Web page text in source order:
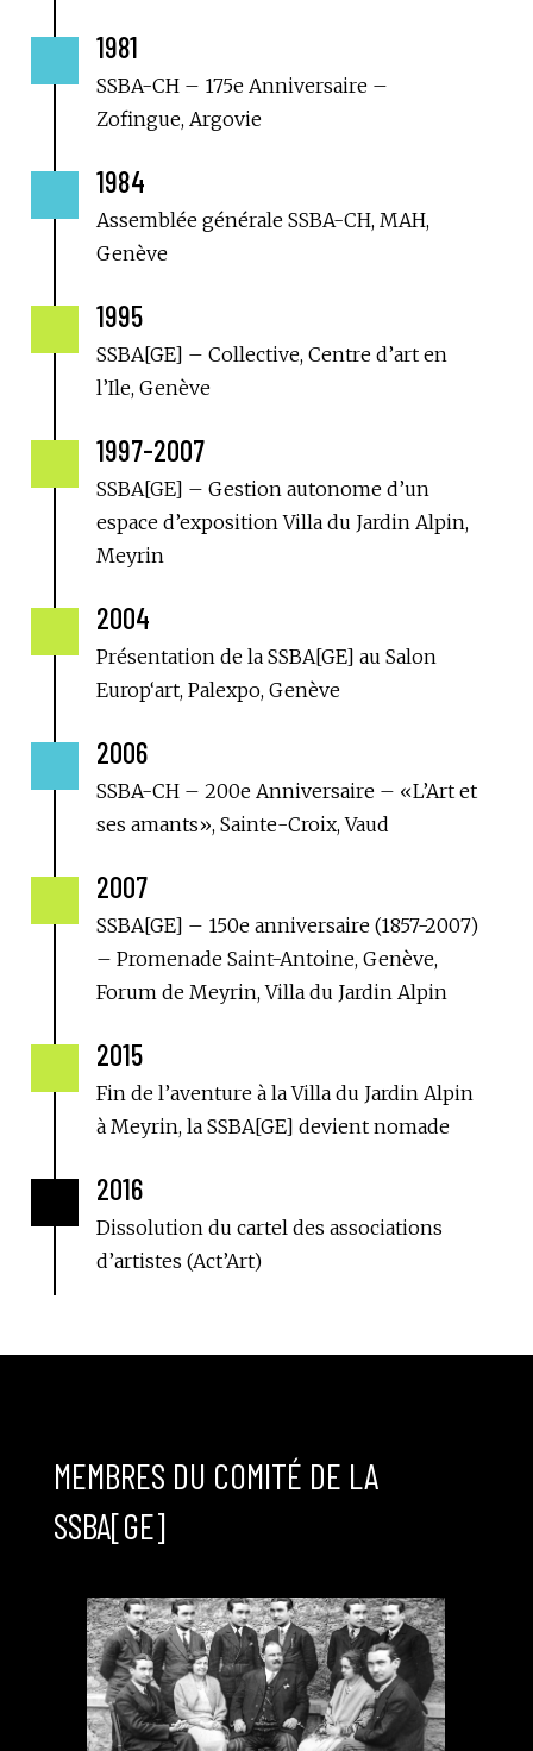
1981
SSBA-CH – 175e Anniversaire –
Zofingue, Argovie
1984
Assemblée générale SSBA-CH, MAH,
Genève
1995
SSBA[GE] – Collective, Centre d’art en
l’Ile, Genève
1997-2007
SSBA[GE] – Gestion autonome d’un
espace d’exposition Villa du Jardin Alpin,
Meyrin
2004
Présentation de la SSBA[GE] au Salon
Europ‘art, Palexpo, Genève
2006
SSBA-CH – 200e Anniversaire – «L’Art et
ses amants», Sainte-Croix, Vaud
2007
SSBA[GE] – 150e anniversaire (1857-2007)
– Promenade Saint-Antoine, Genève,
Forum de Meyrin, Villa du Jardin Alpin
2015
Fin de l’aventure à la Villa du Jardin Alpin
à Meyrin, la SSBA[GE] devient nomade
2016
Dissolution du cartel des associations
d’artistes (Act’Art)
MEMBRES DU COMITÉ DE LA
SSBA[GE]